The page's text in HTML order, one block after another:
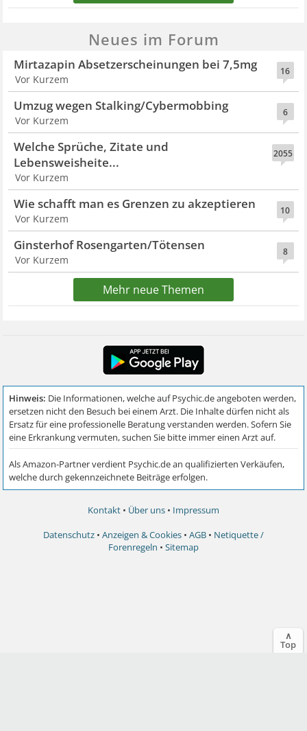
Neues im Forum
16
Mirtazapin Absetzerscheinungen bei 7,5mg
Vor Kurzem
6
Umzug wegen Stalking/Cybermobbing
Vor Kurzem
2055
Welche Sprüche, Zitate und
Lebensweisheite...
Vor Kurzem
10
Wie schafft man es Grenzen zu akzeptieren
Vor Kurzem
8
Ginsterhof Rosengarten/Tötensen
Vor Kurzem
Mehr neue Themen
Kontakt • Über uns • Impressum
Datenschutz • Anzeigen & Cookies • AGB • Netiquette /
Forenregeln • Sitemap
∧
Top